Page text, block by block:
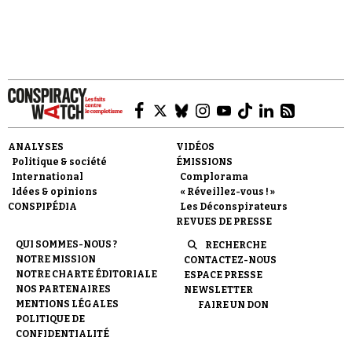
ANALYSES
Politique & société
International
Idées & opinions
CONSPIPÉDIA
VIDÉOS
ÉMISSIONS
Complorama
« Réveillez-vous ! »
Les Déconspirateurs
REVUES DE PRESSE
QUI SOMMES-NOUS ?
NOTRE MISSION
NOTRE CHARTE ÉDITORIALE
NOS PARTENAIRES
MENTIONS LÉGALES
POLITIQUE DE
CONFIDENTIALITÉ
RECHERCHE
CONTACTEZ-NOUS
ESPACE PRESSE
NEWSLETTER
FAIRE UN DON